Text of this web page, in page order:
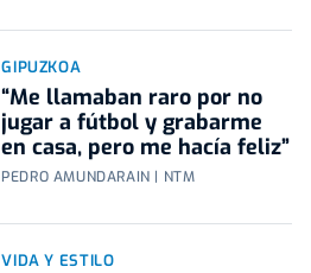
GIPUZKOA
“Me llamaban raro por no
jugar a fútbol y grabarme
en casa, pero me hacía feliz”
PEDRO AMUNDARAIN | NTM
VIDA Y ESTILO